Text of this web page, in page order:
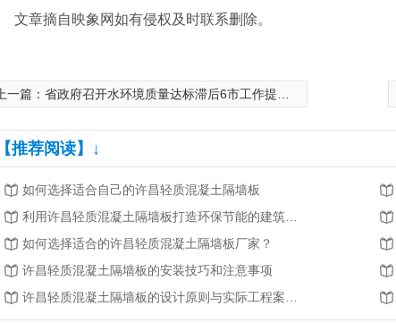
文章摘自映象网如有侵权及时联系删除。
上一篇： 省政府召开水环境质量达标滞后6市工作提醒约谈会
【推荐阅读】↓
如何选择适合自己的许昌轻质混凝土隔墙板
如何选择适合的许昌轻质混凝土隔墙板厂家？
许昌轻质混凝土隔墙板的安装技巧和注意事项